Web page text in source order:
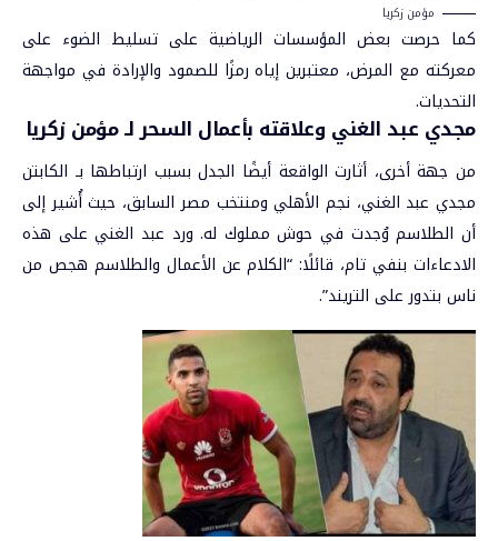
مؤمن زكريا
كما حرصت بعض المؤسسات الرياضية على تسليط الضوء على
معركته مع المرض، معتبرين إياه رمزًا للصمود والإرادة في مواجهة
التحديات.
مجدي عبد الغني وعلاقته بأعمال السحر لـ مؤمن زكريا
من جهة أخرى، أثارت الواقعة أيضًا الجدل بسبب ارتباطها بـ الكابتن
مجدي عبد الغني، نجم الأهلي ومنتخب مصر السابق، حيث أُشير إلى
أن الطلاسم وُجدت في حوش مملوك له. ورد عبد الغني على هذه
الادعاءات بنفي تام، قائلًا: “الكلام عن الأعمال والطلاسم هجص من
ناس بتدور على التريند”.